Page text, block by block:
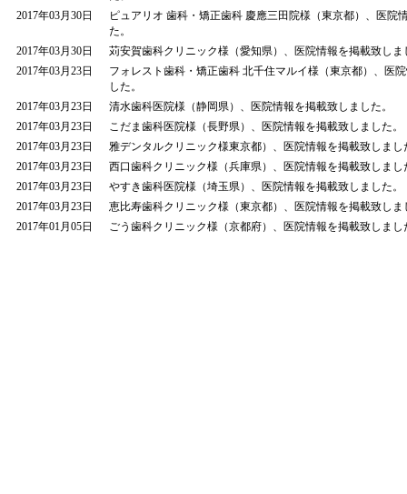
2017年03月30日
ピュアリオ 歯科・矯正歯科 慶應三田院様（東京都）、医院
た。
2017年03月30日
苅安賀歯科クリニック様（愛知県）、医院情報を掲載致しま
2017年03月23日
フォレスト歯科・矯正歯科 北千住マルイ様（東京都）、医
した。
2017年03月23日
清水歯科医院様（静岡県）、医院情報を掲載致しました。
2017年03月23日
こだま歯科医院様（長野県）、医院情報を掲載致しました。
2017年03月23日
雅デンタルクリニック様東京都）、医院情報を掲載致しまし
2017年03月23日
西口歯科クリニック様（兵庫県）、医院情報を掲載致しまし
2017年03月23日
やすき歯科医院様（埼玉県）、医院情報を掲載致しました。
2017年03月23日
恵比寿歯科クリニック様（東京都）、医院情報を掲載致しま
2017年01月05日
ごう歯科クリニック様（京都府）、医院情報を掲載致しまし